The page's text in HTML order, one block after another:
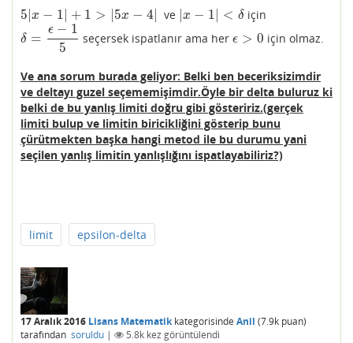
5 x − 1 + 1 > 5x − 4|
5 |x −1| + >| 5x −4 ve |x − 1 < δ
|x −1 |< için
δ = ϵ − 1
5
δ =ϵ− 15 seçersek ispatlanır ama herϵ > 0
ϵ>0 için olmaz.
Ve ana sorum burada geliyor: Belki ben beceriksizimdir
ve deltayı guzel seçememişimdir.Öyle bir delta buluruz ki
belki de bu yanlış limiti doğru gibi gösteririz.(gerçek
limiti bulup ve limitin biricikliğini gösterip bunu
çürütmekten başka hangi metod ile bu durumu yani
seçilen yanlış limitin yanlışlığını ispatlayabiliriz?)
limit epsilon-delta
17 Aralık 2016 Lisans Matematikkategorisinde Anil (7.9k puan)
tarafından soruldu | 5.8k kez görüntülendi